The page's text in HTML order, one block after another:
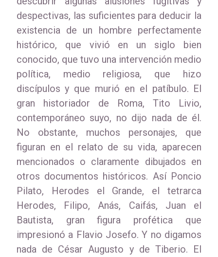
despectivas, las suficientes para deducir la
existencia de un hombre perfectamente
histórico, que vivió en un siglo bien
conocido, que tuvo una intervención medio
política, medio religiosa, que hizo
discípulos y que murió en el patíbulo. El
gran historiador de Roma, Tito Livio,
contemporáneo suyo, no dijo nada de él.
No obstante, muchos personajes, que
figuran en el relato de su vida, aparecen
mencionados o claramente dibujados en
otros documentos históricos. Así Poncio
Pilato, Herodes el Grande, el tetrarca
Herodes, Filipo, Anás, Caifás, Juan el
Bautista, gran figura profética que
impresionó a Flavio Josefo. Y no digamos
nada de César Augusto y de Tiberio. El